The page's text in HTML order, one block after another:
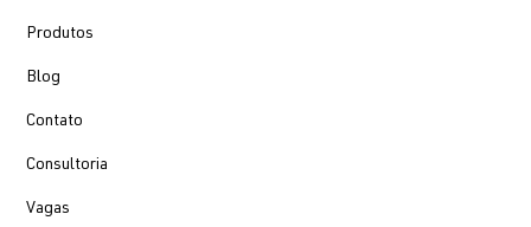
Produtos
Blog
Contato
Consultoria
Vagas